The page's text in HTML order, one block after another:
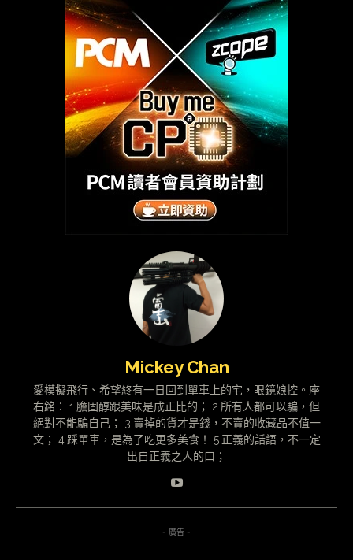
Mickey Chan
愛模擬飛行、希望終有一日回到單車上的宅，眼鏡娘控。座
右銘： 1.膽固醇跟美味是成正比的； 2.所有人都可以騙，但
絕對不能騙自己； 3.賣掉的貨才是錢，不賣的收藏品不值一
文； 4.踩單車，是為了吃更多美食！ 5.正義的話語，不一定
出自正義之人的口；
- 廣告 -